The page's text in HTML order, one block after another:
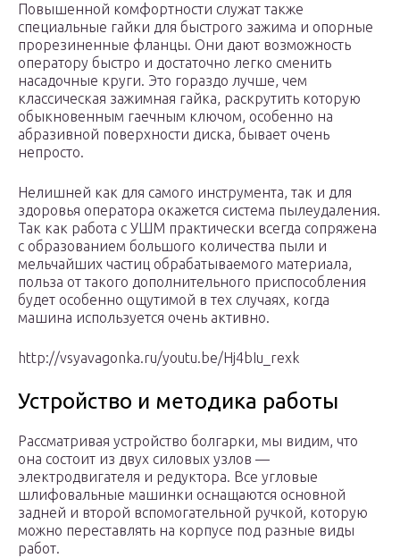
Повышенной комфортности служат также
специальные гайки для быстрого зажима и опорные
прорезиненные фланцы. Они дают возможность
оператору быстро и достаточно легко сменить
насадочные круги. Это гораздо лучше, чем
классическая зажимная гайка, раскрутить которую
обыкновенным гаечным ключом, особенно на
абразивной поверхности диска, бывает очень
непросто.
Нелишней как для самого инструмента, так и для
здоровья оператора окажется система пылеудаления.
Так как работа с УШМ практически всегда сопряжена
с образованием большого количества пыли и
мельчайших частиц обрабатываемого материала,
польза от такого дополнительного приспособления
будет особенно ощутимой в тех случаях, когда
машина используется очень активно.
http://vsyavagonka.ru/youtu.be/Hj4bIu_rexk
Устройство и методика работы
Рассматривая устройство болгарки, мы видим, что
она состоит из двух силовых узлов —
электродвигателя и редуктора. Все угловые
шлифовальные машинки оснащаются основной
задней и второй вспомогательной ручкой, которую
можно переставлять на корпусе под разные виды
работ.